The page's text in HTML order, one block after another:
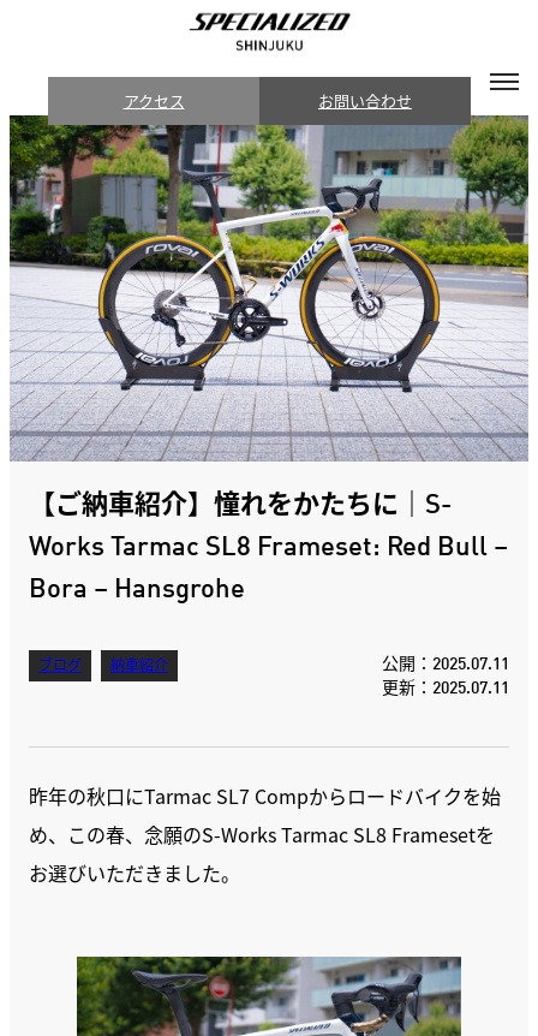
アクセス お問い合わせ
【ご納車紹介】憧れをかたちに｜S-
Works Tarmac SL8 Frameset: Red Bull –
Bora – Hansgrohe
ブログ 納車紹介
公開：2025.07.11
更新：2025.07.11
昨年の秋口にTarmac SL7 Compからロードバイクを始
め、この春、念願のS-Works Tarmac SL8 Framesetを
お選びいただきました。